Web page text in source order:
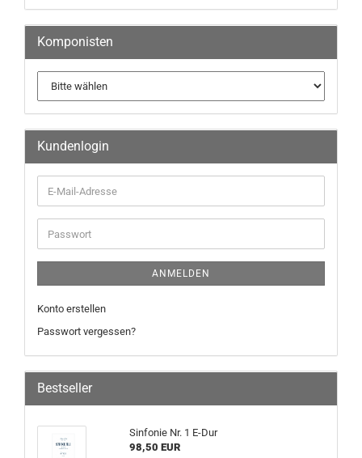
Komponisten
Kundenlogin
ANMELDEN
Konto erstellen
Passwort vergessen?
Bestseller
Sinfonie Nr. 1 E-Dur
98,50 EUR